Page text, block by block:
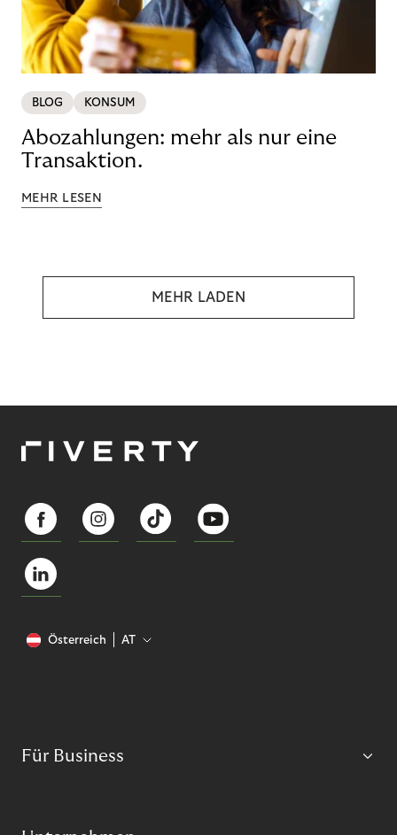
BLOG KONSUM
Abozahlungen: mehr als nur eine
Transaktion.
MEHR LESEN
MEHR LADEN
Österreich AT
Für Business